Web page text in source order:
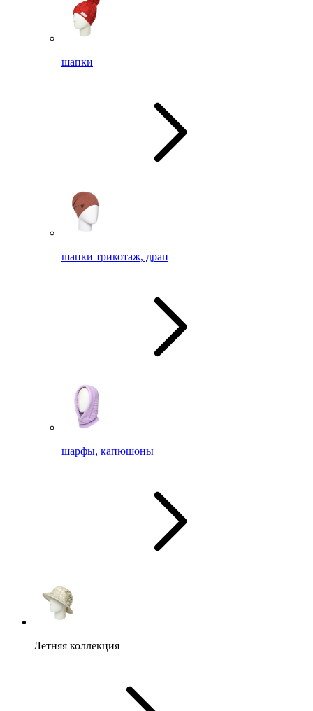
шапки
шапки трикотаж, драп
шарфы, капюшоны
Летняя коллекция